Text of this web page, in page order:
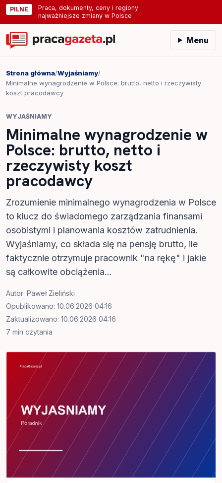
PILNE
Praca, dokumenty, ceny i regiony:
najważniejsze zmiany w Polsce
Menu
Strona główna/Wyjaśniamy/
Minimalne wynagrodzenie w Polsce: brutto, netto i rzeczywisty
koszt pracodawcy
WYJAŚNIAMY
Minimalne wynagrodzenie w
Polsce: brutto, netto i
rzeczywisty koszt
pracodawcy
Zrozumienie minimalnego wynagrodzenia w Polsce
to klucz do świadomego zarządzania finansami
osobistymi i planowania kosztów zatrudnienia.
Wyjaśniamy, co składa się na pensję brutto, ile
faktycznie otrzymuje pracownik "na rękę" i jakie
są całkowite obciążenia...
Autor: Paweł Zieliński
Opublikowano: 10.06.2026 04:16
Zaktualizowano: 10.06.2026 04:16
7 min czytania